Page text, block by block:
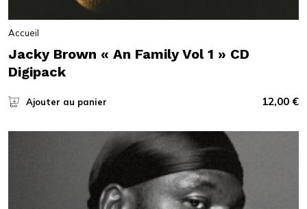
Accueil
Jacky Brown « An Family Vol 1 » CD
Digipack
Ajouter au panier 12,00 €